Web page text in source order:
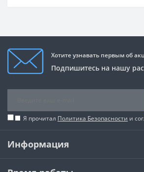
Хотите узнавать первым об
Подпишитесь на нашу
Я прочитал Политика Безопасности и
Информация